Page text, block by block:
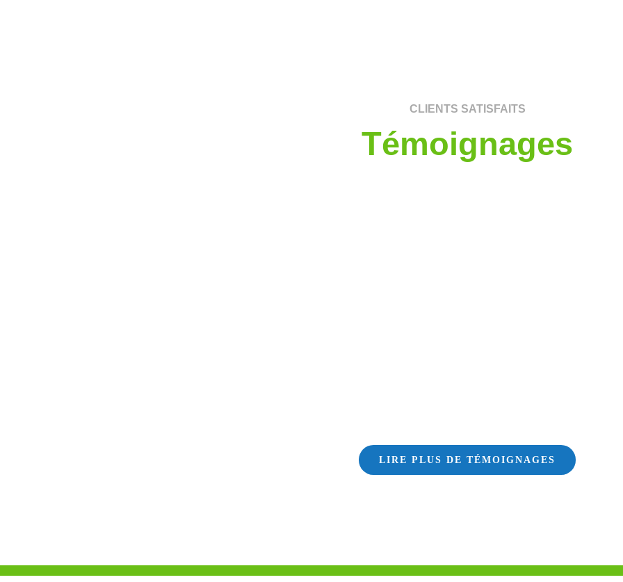
CLIENTS SATISFAITS
Témoignages
LIRE PLUS DE TÉMOIGNAGES